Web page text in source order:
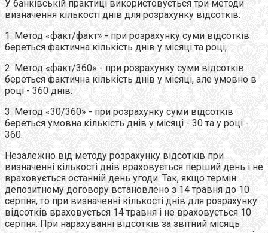
У банківській практиці використовується три методи
визначення кількості днів для розрахунку відсотків:
1. Метод «факт/факт» - при розрахунку суми відсотків
береться фактична кількість днів у місяці та році;
2. Метод «факт/360» - при розрахунку суми відсотків
береться фактична кількість днів у місяці, але умовно в
році - 360 днів.
3. Метод «30/360» - при розрахунку суми відсотків
береться умовна кількість днів у місяці - 30 та у році -
360.
Незалежно від методу розрахунку відсотків при
визначенні кількості днів враховується перший день і не
враховується останній день угоди. Так, якщо термін
депозитному договору встановлено з 14 травня до 10
серпня, то при визначенні кількості днів для розрахунку
відсотків враховується 14 травня і не враховується 10
серпня. При нарахуванні відсотків за звітний місяць